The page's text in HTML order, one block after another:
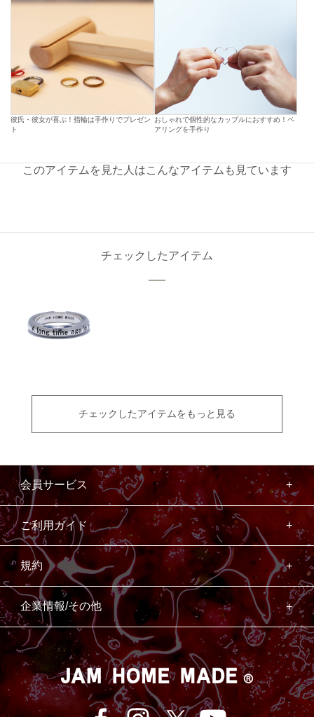
彼氏・彼女が喜ぶ！指輪は手作りでプレゼン
ト
おしゃれで個性的なカップルにおすすめ！ペ
アリングを手作り
このアイテムを見た人はこんなアイテムも見ています
チェックしたアイテム
チェックしたアイテムをもっと見る
会員サービス
ご利用ガイド
規約
企業情報/その他